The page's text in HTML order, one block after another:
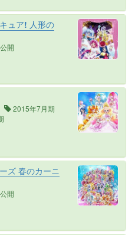
ュア! 人形の
開
2015年7月期
ズ 春のカーニ
開